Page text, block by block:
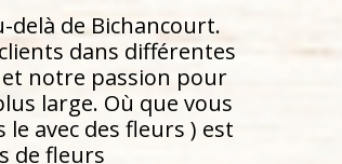
de Bichancourt.
dans différentes
notre passion pour
large. Où que vous
le avec des fleurs ) est
de fleurs